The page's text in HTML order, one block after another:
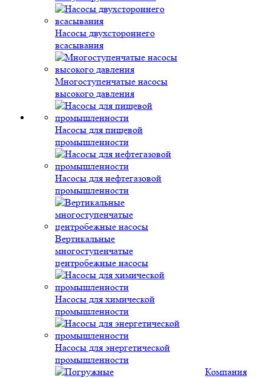
Насосы двухстороннего
всасывания
Многоступенчатые насосы
высокого давления
Насосы для пищевой
промышленности
Насосы для нефтегазовой
промышленности
Вертикальные
многоступенчатые
центробежные насосы
Насосы для химической
промышленности
Насосы для энергетической
промышленности
Компания